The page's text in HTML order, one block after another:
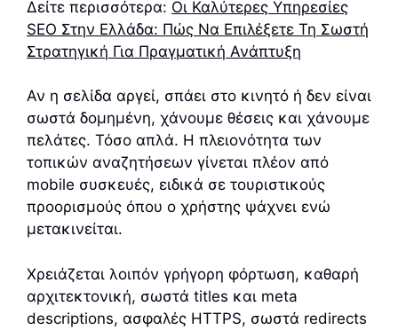
Δείτε περισσότερα: Οι Καλύτερες Υπηρεσίες
SEO Στην Ελλάδα: Πώς Να Επιλέξετε Τη Σωστή
Στρατηγική Για Πραγματική Ανάπτυξη
Αν η σελίδα αργεί, σπάει στο κινητό ή δεν είναι
σωστά δομημένη, χάνουμε θέσεις και χάνουμε
πελάτες. Τόσο απλά. Η πλειονότητα των
τοπικών αναζητήσεων γίνεται πλέον από
mobile συσκευές, ειδικά σε τουριστικούς
προορισμούς όπου ο χρήστης ψάχνει ενώ
μετακινείται.
Χρειάζεται λοιπόν γρήγορη φόρτωση, καθαρή
αρχιτεκτονική, σωστά titles και meta
descriptions, ασφαλές HTTPS, σωστά redirects